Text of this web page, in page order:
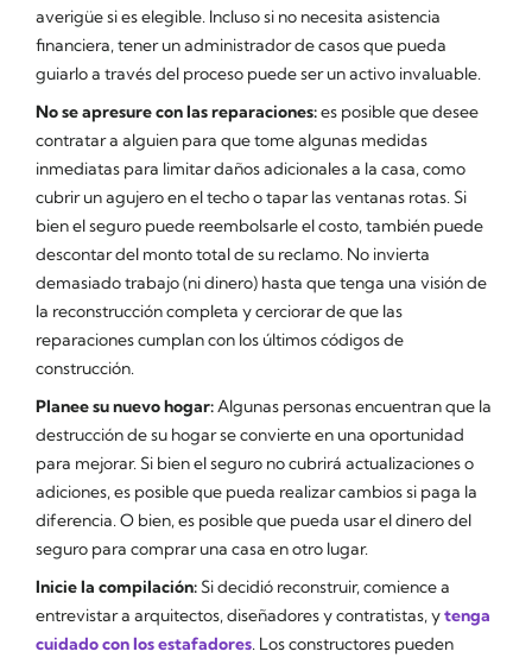
averigüe si es elegible. Incluso si no necesita asistencia
financiera, tener un administrador de casos que pueda
guiarlo a través del proceso puede ser un activo invaluable.
No se apresure con las reparaciones:es posible que desee
contratar a alguien para que tome algunas medidas
inmediatas para limitar daños adicionales a la casa, como
cubrir un agujero en el techo o tapar las ventanas rotas. Si
bien el seguro puede reembolsarle el costo, también puede
descontar del monto total de su reclamo. No invierta
demasiado trabajo (ni dinero) hasta que tenga una visión de
la reconstrucción completa y cerciorar de que las
reparaciones cumplan con los últimos códigos de
construcción.
Planee su nuevo hogar: Algunas personas encuentran que la
destrucción de su hogar se convierte en una oportunidad
para mejorar. Si bien el seguro no cubrirá actualizaciones o
adiciones, es posible que pueda realizar cambios si paga la
diferencia. O bien, es posible que pueda usar el dinero del
seguro para comprar una casa en otro lugar.
Inicie la compilación:Si decidió reconstruir, comience a
entrevistar a arquitectos, diseñadores y contratistas, ytenga
cuidado con los estafadores. Los constructores pueden